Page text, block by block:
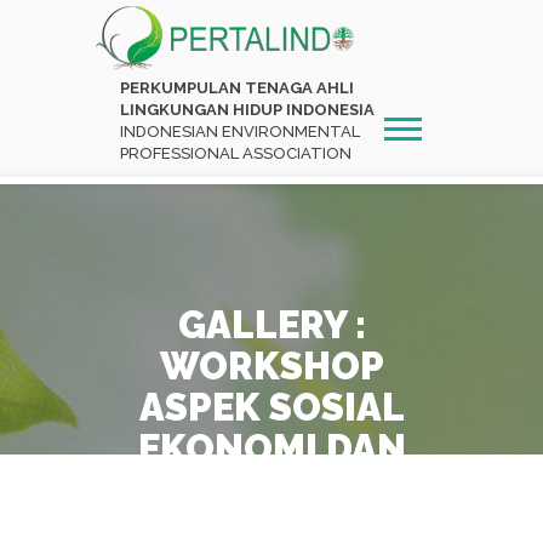
PERKUMPULAN TENAGA AHLI
LINGKUNGAN HIDUP INDONESIA
INDONESIAN ENVIRONMENTAL
PROFESSIONAL ASSOCIATION
GALLERY :
WORKSHOP
ASPEK SOSIAL
EKONOMI DAN